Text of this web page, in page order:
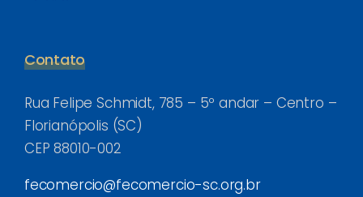
Contato
Rua Felipe Schmidt, 785 – 5º andar – Centro –
Florianópolis (SC)
CEP 88010-002
fecomercio@fecomercio-sc.org.br